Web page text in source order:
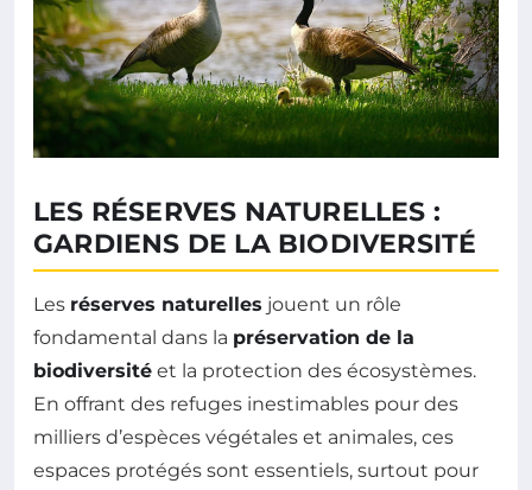
LES RÉSERVES NATURELLES :
GARDIENS DE LA BIODIVERSITÉ
Les réserves naturelles jouent un rôle
fondamental dans la préservation de la
biodiversité et la protection des écosystèmes.
En offrant des refuges inestimables pour des
milliers d’espèces végétales et animales, ces
espaces protégés sont essentiels, surtout pour